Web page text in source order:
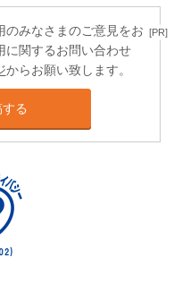
[PR]
のみなさまのご意見をお
に関するお問い合わせ
からお願い致します。
る